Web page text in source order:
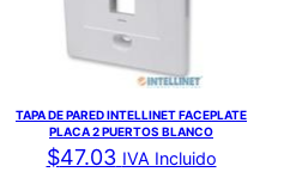
TAPA DE PARED INTELLINET FACEPLATE
PLACA 2 PUERTOS BLANCO
$47.03 IVA Incluido